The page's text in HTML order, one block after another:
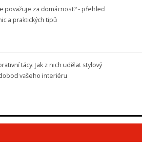
považuje za domácnost? - přehled
a praktických tipů
tácy: Jak z nich udělat stylový
vašeho interiéru